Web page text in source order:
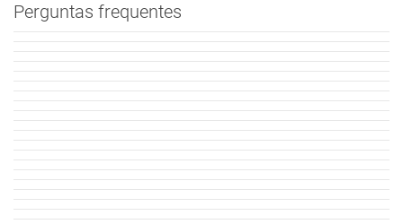
Perguntas frequentes